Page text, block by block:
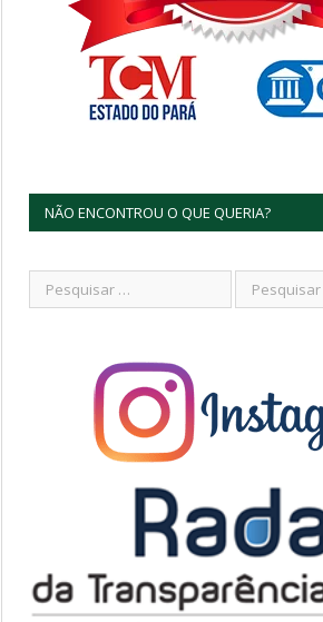
NÃO ENCONTROU O QUE QUERIA?